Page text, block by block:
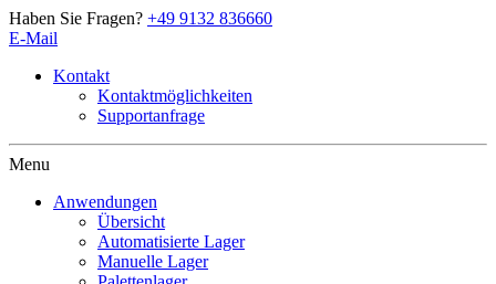
Haben Sie Fragen? +49 9132 836660
E-Mail
Kontakt
Kontaktmöglichkeiten
Supportanfrage
Artschwager + Kohl – Intralogistik Software, zur Startseite
Menu
Anwendungen
Übersicht
Automatisierte Lager
Manuelle Lager